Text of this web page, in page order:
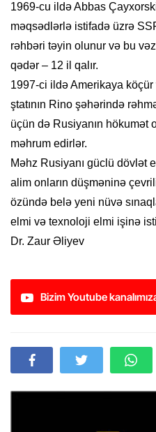
1969-cu ildə Abbas
məqsədlərlə istifadə üzrə
rəhbəri təyin olunur və bu
qədər – 12 il qalır.
1997-ci ildə Amerikaya
ştatının Rino şəhərində
üçün də Rusiyanın hökumət
məhrum edirlər.
Məhz Rusiyanı güclü dövlət
alim onların düşməninə
özündə belə yeni nüvə
elmi və texnoloji elmi işinə
Dr. Zaur Əliyev
Bizim Youtube